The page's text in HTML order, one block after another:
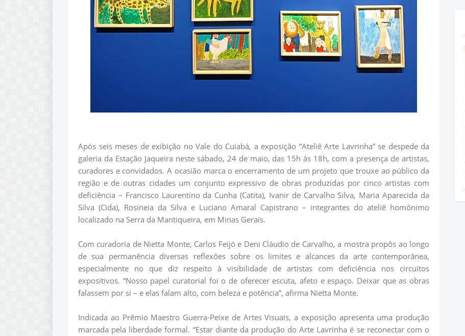
Após seis meses de exibição no Vale do Cuiabá, a exposição “Ateliê Arte Lavrinha” se despede da
galeria da Estação Jaqueira neste sábado, 24 de maio, das 15h às 18h, com a presença de artistas,
curadores e convidados. A ocasião marca o encerramento de um projeto que trouxe ao público da
região e de outras cidades um conjunto expressivo de obras produzidas por cinco artistas com
deficiência – Francisco Laurentino da Cunha (Catita), Ivanir de Carvalho Silva, Maria Aparecida da
Silva (Cida), Rosineia da Silva e Luciano Amaral Capistrano – integrantes do ateliê homônimo
localizado na Serra da Mantiqueira, em Minas Gerais.
Com curadoria de Nietta Monte, Carlos Feijó e Deni Cláudio de Carvalho, a mostra propôs ao longo
de sua permanência diversas reflexões sobre os limites e alcances da arte contemporânea,
especialmente no que diz respeito à visibilidade de artistas com deficiência nos circuitos
expositivos. “Nosso papel curatorial foi o de oferecer escuta, afeto e espaço. Deixar que as obras
falassem por si – e elas falam alto, com beleza e potência”, afirma Nietta Monte.
Indicada ao Prêmio Maestro Guerra-Peixe de Artes Visuais, a exposição apresenta uma produção
marcada pela liberdade formal. “Estar diante da produção do Arte Lavrinha é se reconectar com o